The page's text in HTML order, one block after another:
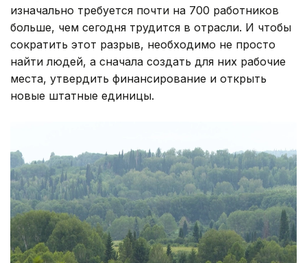
изначально требуется почти на 700 работников
больше, чем сегодня трудится в отрасли. И чтобы
сократить этот разрыв, необходимо не просто
найти людей, а сначала создать для них рабочие
места, утвердить финансирование и открыть
новые штатные единицы.